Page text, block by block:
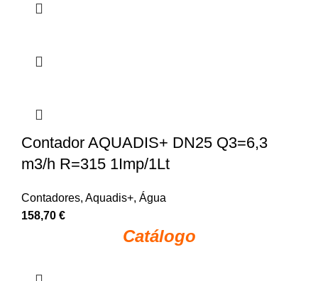
Contador AQUADIS+ DN25 Q3=6,3
m3/h R=315 1Imp/1Lt
Contadores, Aquadis+, Água
158,70 €
Catálogo